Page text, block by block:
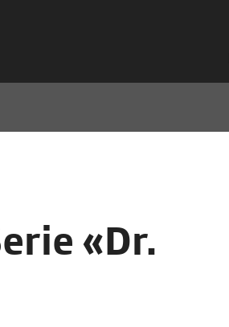
«Dr.